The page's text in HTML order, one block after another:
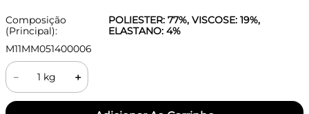
Composição
(Principal):
POLIESTER: 77%, VISCOSE: 19%,
ELASTANO: 4%
M11MM051400006
＋
－